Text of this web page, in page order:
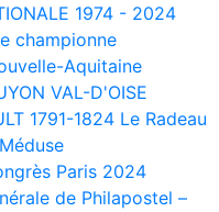
1974 - 2024
championne
Aquitaine
VAL-D'OISE
1791-1824 Le Radeau
Paris 2024
de Philapostel –